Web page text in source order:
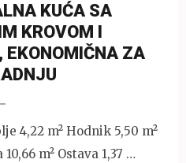
KUĆA SA
KROVOM I
EKONOMIČNA ZA
4,22 m² Hodnik 5,50 m²
m² Ostava 1,37 …